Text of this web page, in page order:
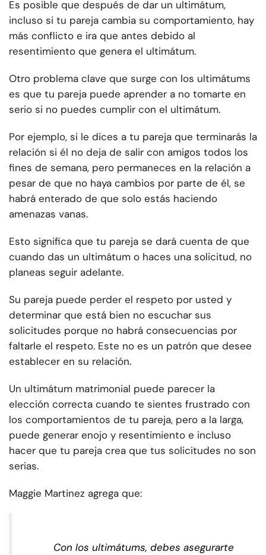
Es posible que después de dar un ultimátum,
incluso si tu pareja cambia su comportamiento, hay
más conflicto e ira que antes debido al
resentimiento que genera el ultimátum.
Otro problema clave que surge con los ultimátums
es que tu pareja puede aprender a no tomarte en
serio si no puedes cumplir con el ultimátum.
Por ejemplo, si le dices a tu pareja que terminarás la
relación si él no deja de salir con amigos todos los
fines de semana, pero permaneces en la relación a
pesar de que no haya cambios por parte de él, se
habrá enterado de que solo estás haciendo
amenazas vanas.
Esto significa que tu pareja se dará cuenta de que
cuando das un ultimátum o haces una solicitud, no
planeas seguir adelante.
Su pareja puede perder el respeto por usted y
determinar que está bien no escuchar sus
solicitudes porque no habrá consecuencias por
faltarle el respeto. Este no es un patrón que desee
establecer en su relación.
Un ultimátum matrimonial puede parecer la
elección correcta cuando te sientes frustrado con
los comportamientos de tu pareja, pero a la larga,
puede generar enojo y resentimiento e incluso
hacer que tu pareja crea que tus solicitudes no son
serias.
Maggie Martinez agrega que:
Con los ultimátums, debes asegurarte